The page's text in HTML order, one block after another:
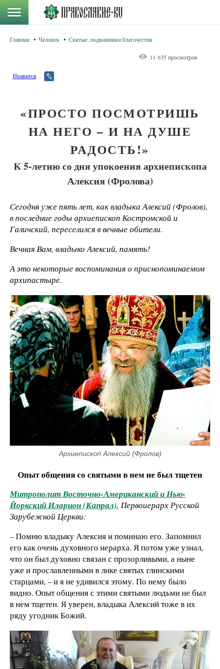
Главная Человек Святые, подвижники благочестия
11 635 просмотров
Нравится
«ПРОСТО ПОСМОТРИШЬ
НА НЕГО – И НА ДУШЕ
РАДОСТЬ!»
К 5-летию со дня упокоения архиепископа
Алексия (Фролова)
Сегодня уже пять лет, как владыка Алексий (Фролов),
в последние годы архиепископ Костромской и
Галичский, переселился в вечные обители.
Вечная Вам, владыко Алексий, память!
А это некоторые воспоминания о приснопоминаемом
архипастыре.
Архиепископ Алексий (Фролов)
Опыт общения со святыми в нем не был тщетен
Митрополит Восточно-Американский и Нью-
Йоркский Иларион (Капрал), Первоиерарх Русской
Зарубежной Церкви:
– Помню владыку Алексия и поминаю его. Запомнил
его как очень духовного иерарха. Я потом уже узнал,
что он был духовно связан с прозорливыми, а ныне
уже и прославленными в лике святых глинскими
старцами, – и я не удивился этому. По нему было
видно. Опыт общения с этими святыми людьми не был
в нем тщетен. Я уверен, владыка Алексий тоже в их
ряду угодник Божий.